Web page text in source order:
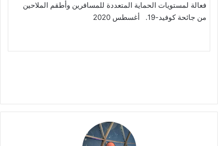
فعالة لمستويات الحماية المتعددة للمسافرين وأطقم الملاحين
من جائحة كوفيد-19. أغسطس 2020